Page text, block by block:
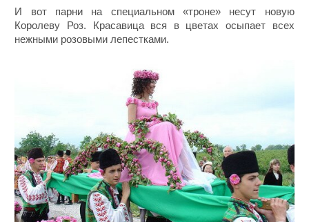
И вот парни на специальном «троне» несут новую
Королеву Роз. Красавица вся в цветах осыпает всех
нежными розовыми лепестками.